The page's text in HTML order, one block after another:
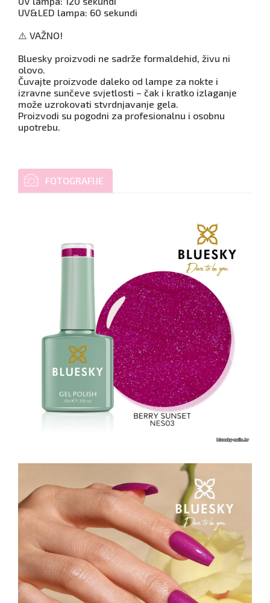
UV&LED lampa: 60 sekundi
⚠️ VAŽNO!
Bluesky proizvodi ne sadrže formaldehid, živu ni
olovo.
Čuvajte proizvode daleko od lampe za nokte i
izravne sunčeve svjetlosti – čak i kratko izlaganje
može uzrokovati stvrdnjavanje gela.
Proizvodi su pogodni za profesionalnu i osobnu
upotrebu.
FOTOGRAFIJE